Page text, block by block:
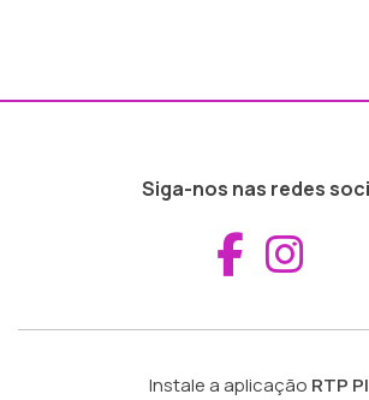
Siga-nos nas redes
Instale a aplicação RTP